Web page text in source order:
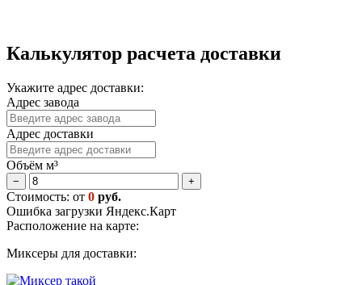
Калькулятор расчета доставки
Укажите адрес доставки:
Адрес завода
Адрес доставки
Объём м³
− +
Стоимость: от 0 руб.
Ошибка загрузки Яндекс.Карт
Расположение на карте:
Миксеры для доставки: